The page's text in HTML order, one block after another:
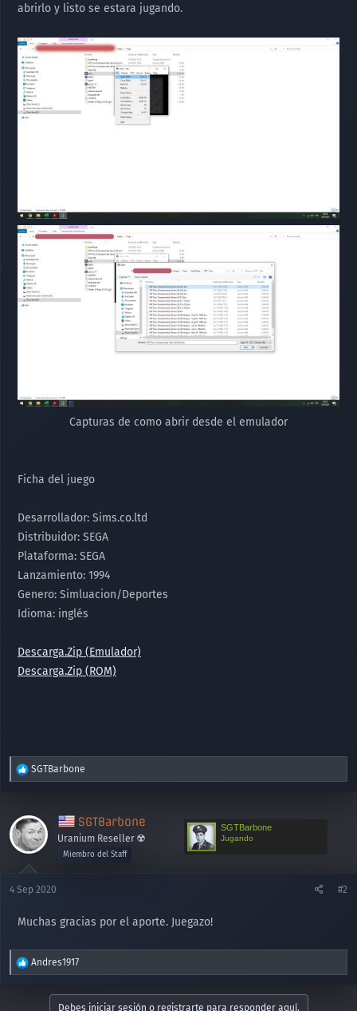
abrirlo y listo se estara jugando.
Capturas de como abrir desde el emulador
Ficha del juego
Desarrollador: Sims.co.ltd
Distribuidor: SEGA
Plataforma: SEGA
Lanzamiento: 1994
Genero: Simluacion/Deportes
Idioma: inglés
Descarga.Zip (Emulador)
Descarga.Zip (ROM)
R
e
c
i
o
n
SGTBarbone
SGTBarbone
Uranium Reseller ☢️
Miembro del Staff
SGTBarbone
Jugando
4 Sep 2020 #2
Muchas gracias por el aporte. Juegazo!
R
e
Andres1917
Debes iniciar sesión o registrarte para responder aquí.